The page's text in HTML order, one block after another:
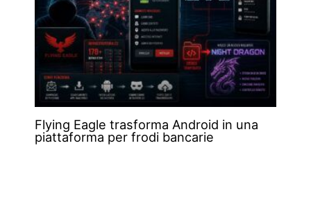
Flying Eagle trasforma Android in una
piattaforma per frodi bancarie